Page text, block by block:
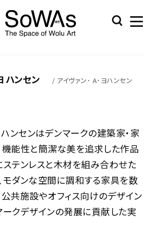
ハンセン / アイヴァン･ A･ヨハンセン
ハンセンはデンマークの建築家・家
機能性と簡潔な美を追求した作品
ステンレスと木材を組み合わせた
モダンな空間に調和する家具を数
公共施設やオフィス向けのデザイン
ークデザインの発展に貢献した実